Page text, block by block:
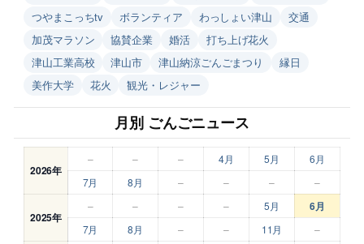
つやまこっちtv
ボランティア わっしょい津山
交通
加茂マラソン
協賛企業 婚活
打ち上げ花火
津山工業高校
津山市 津山納涼ごんごまつり
縁日
美作大学
花火 観光・レジャー
月別 ごんごニュース
2026年
– – – 4月 5月
6月
7月
8月 – – – –
2025年
– – – – 5月 6月
7月 8月 – – 11月 –